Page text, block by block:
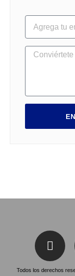
Todos los derechos